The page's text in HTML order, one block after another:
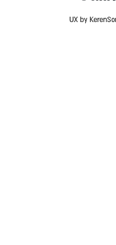
UX by